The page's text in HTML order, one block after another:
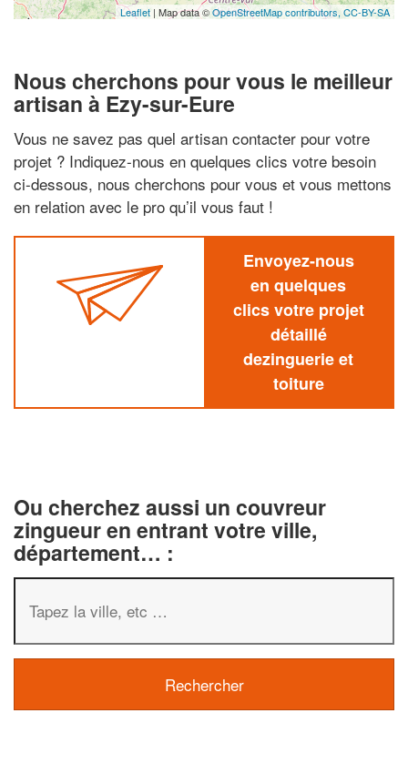
Leaflet | Map data ©OpenStreetMap contributors, CC-BY-SA
Nous cherchons pour vous le meilleur
artisan à Ezy-sur-Eure
Vous ne savez pas quel artisan contacter pour votre
projet ? Indiquez-nous en quelques clics votre besoin
ci-dessous, nous cherchons pour vous et vous mettons
en relation avec le pro qu’il vous faut !
Envoyez-nous
en quelques
clics votre projet
détaillé
dezinguerie et
toiture
Ou cherchez aussi un couvreur
zingueur en entrant votre ville,
département… :